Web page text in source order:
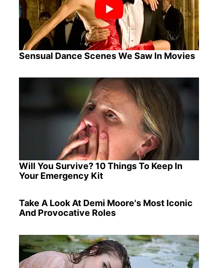
Sensual Dance Scenes We Saw In Movies
Will You Survive? 10 Things To Keep In
Your Emergency Kit
Take A Look At Demi Moore's Most Iconic
And Provocative Roles